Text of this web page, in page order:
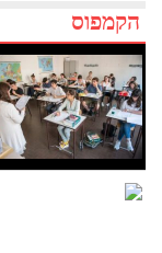
הקמפוס